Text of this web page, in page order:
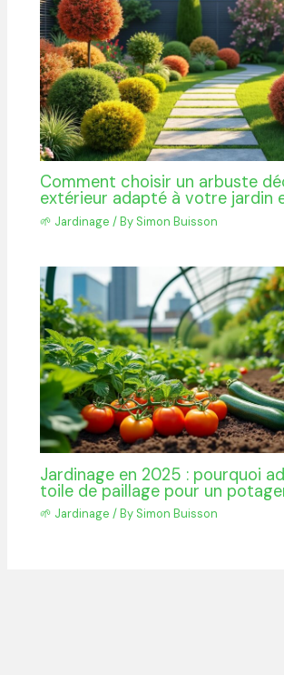
Comment choisir un arbuste
extérieur adapté à votre jardin
🌱 Jardinage / By Simon Buisson
Jardinage en 2025 : pourquoi
toile de paillage pour un
🌱 Jardinage / By Simon Buisson